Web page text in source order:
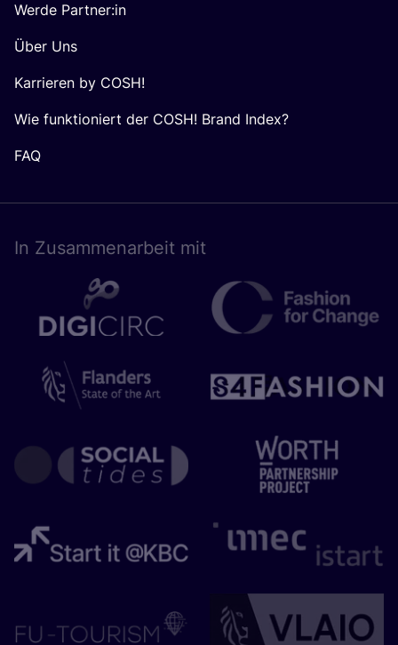
Werde Partner:in
Über Uns
Karrieren by COSH!
Wie funktioniert der COSH! Brand Index?
FAQ
In Zusam­men­ar­beit mit